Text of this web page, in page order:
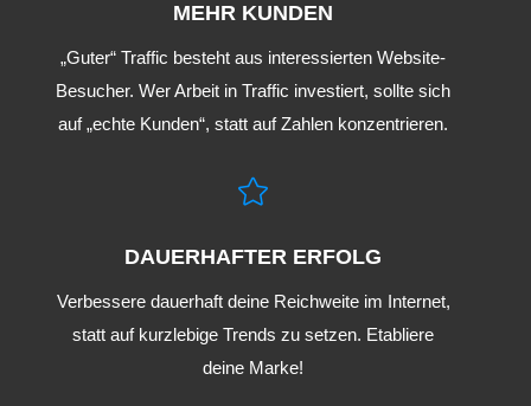
MEHR KUNDEN
„Guter“ Traffic besteht aus interessierten Website-
Besucher. Wer Arbeit in Traffic investiert, sollte sich
auf „echte Kunden“, statt auf Zahlen konzentrieren.

DAUERHAFTER ERFOLG
Verbessere dauerhaft deine Reichweite im Internet,
statt auf kurzlebige Trends zu setzen. Etabliere
deine Marke!